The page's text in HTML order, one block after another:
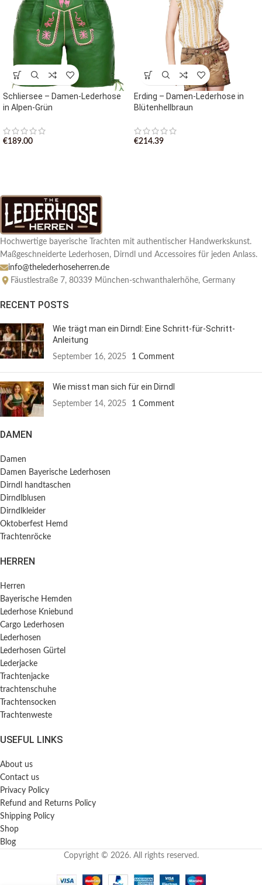
Schliersee – Damen-Lederhose
in Alpen-Grün
€189.00
Erding – Damen-Lederhose in
Blütenhellbraun
€214.39
Hochwertige bayerische Trachten mit authentischer Handwerkskunst.
Maßgeschneiderte Lederhosen, Dirndl und Accessoires für jeden Anlass.
info@thelederhoseherren.de
Fäustlestraße 7, 80339 München-schwanthalerhöhe, Germany
RECENT POSTS
Wie trägt man ein Dirndl: Eine Schritt-für-Schritt-
Anleitung
September 16, 2025 1 Comment
Wie misst man sich für ein Dirndl
September 14, 2025 1 Comment
DAMEN
Damen
Damen Bayerische Lederhosen
Dirndl handtaschen
Dirndlblusen
Dirndlkleider
Oktoberfest Hemd
Trachtenröcke
HERREN
Herren
Bayerische Hemden​
Lederhose Kniebund
Cargo Lederhosen
Lederhosen
Lederhosen Gürtel
Lederjacke
Trachtenjacke
trachtenschuhe
Trachtensocken
Trachtenweste
USEFUL LINKS
About us
Contact us
Privacy Policy
Refund and Returns Policy
Shipping Policy
Shop
Blog
Copyright © 2026. All rights reserved.